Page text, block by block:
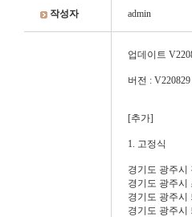
작성자 admin
업데이트
버전 : V220829
[추가]
1. 고정식
경기도 광주시
경기도 광주시
경기도 광주시
경기도 광주시